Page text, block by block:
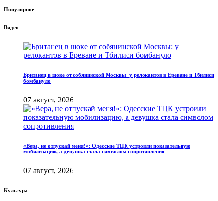
Популярное
Видео
Британец в шоке от собянинской Москвы: у релокантов в Ереване и Тбилиси
бомбануло
07 август, 2026
«Вера, не отпускай меня!»: Одесские ТЦК устроили показательную
мобилизацию, а девушка стала символом сопротивления
07 август, 2026
Культура